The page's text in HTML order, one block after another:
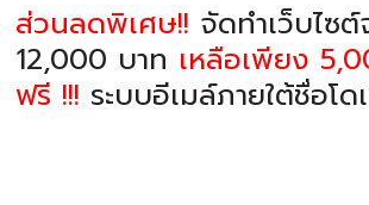
ส่วนลดพิเศษ!! จัดทำเว็บไซ
12,000 บาท เหลือเพียง
ฟรี !!! ระบบอีเมล์ภายใต้ชื่อโด